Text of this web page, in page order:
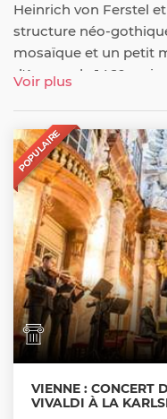
Heinrich von Ferstel
structure néo-
mosaïque et un petit
d'Anvers de 1460, qui
Voir plus
POPULAIRE
VIENNE : CONCERT
VIVALDI À LA